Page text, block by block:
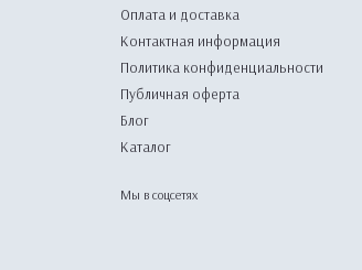
Оплата и доставка
Контактная информация
Политика конфиденциальности
Публичная оферта
Блог
Каталог
Мы в соцсетях